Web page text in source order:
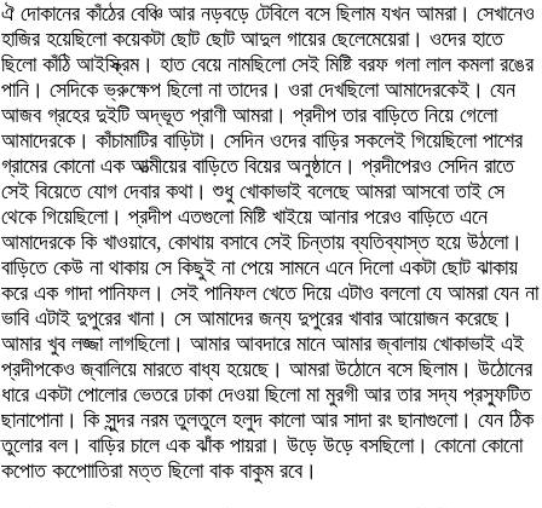
ঐ দোকানের কাঁঠের বেঞ্চি আর নড়বড়ে টেবিলে বসে ছিলাম যখন আমরা। সেখানেও
হাজির হয়েছিলো কয়েকটা ছোট ছোট আদুল গায়ের ছেলেমেয়েরা। ওদের হাতে
ছিলো কাঁঠি আইস্ক্রিম। হাত বেয়ে নামছিলো সেই মিষ্টি বরফ গলা লাল কমলা রঙের
পানি। সেদিকে ভ্রুক্ষেপ ছিলো না তাদের। ওরা দেখছিলো আমাদেরকেই। যেন
আজব গ্রহের দুইটি অদ্ভূত প্রাণী আমরা। প্রদীপ তার বাড়িতে নিয়ে গেলো
আমাদেরকে। কাঁচামাটির বাড়িটা। সেদিন ওদের বাড়ির সকলেই গিয়েছিলো পাশের
গ্রামের কোনো এক আত্মীয়ের বাড়িতে বিয়ের অনুষ্ঠানে। প্রদীপেরও সেদিন রাতে
সেই বিয়েতে যোগ দেবার কথা। শুধু খোকাভাই বলেছে আমরা আসবো তাই সে
থেকে গিয়েছিলো। প্রদীপ এতগুলো মিষ্টি খাইয়ে আনার পরেও বাড়িতে এনে
আমাদেরকে কি খাওয়াবে, কোথায় বসাবে সেই চিন্তায় ব্যতিব্যাস্ত হয়ে উঠলো।
বাড়িতে কেউ না থাকায় সে কিছুই না পেয়ে সামনে এনে দিলো একটা ছোট ঝাকায়
করে এক গাদা পানিফল। সেই পানিফল খেতে দিয়ে এটাও বললো যে আমরা যেন না
ভাবি এটাই দুপুরের খানা। সে আমাদের জন্য দুপুরের খাবার আয়োজন করেছে।
আমার খুব লজ্জা লাগছিলো। আমার আবদারে মানে আমার জ্বালায় খোকাভাই এই
প্রদীপকেও জ্বালিয়ে মারতে বাধ্য হয়েছে। আমরা উঠোনে বসে ছিলাম। উঠোনের
ধারে একটা পোলোর ভেতরে ঢাকা দেওয়া ছিলো মা মুরগী আর তার সদ্য প্রস্ফুটিত
ছানাপোনা। কি সুন্দর নরম তুলতুলে হলুদ কালো আর সাদা রং ছানাগুলো। যেন ঠিক
তুলোর বল। বাড়ির চালে এক ঝাঁক পায়রা। উড়ে উড়ে বসছিলো। কোনো কোনো
কপোত কপোোতিরা মত্ত ছিলো বাক বাকুম রবে।